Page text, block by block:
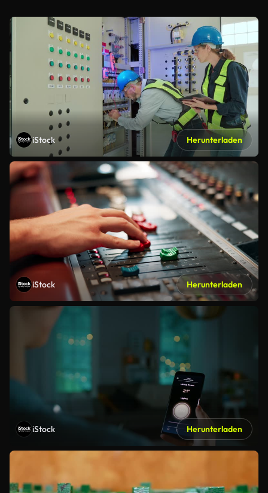
iStock Herunterladen
iStock Herunterladen
iStock Herunterladen